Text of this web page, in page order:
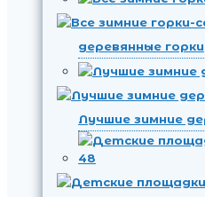
деревянные горки
Лучшие зимние